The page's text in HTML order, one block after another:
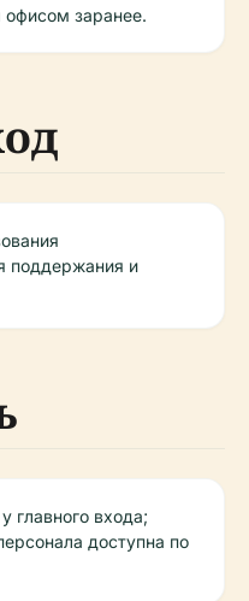
заранее.
поддержания и
главного входа;
доступна по